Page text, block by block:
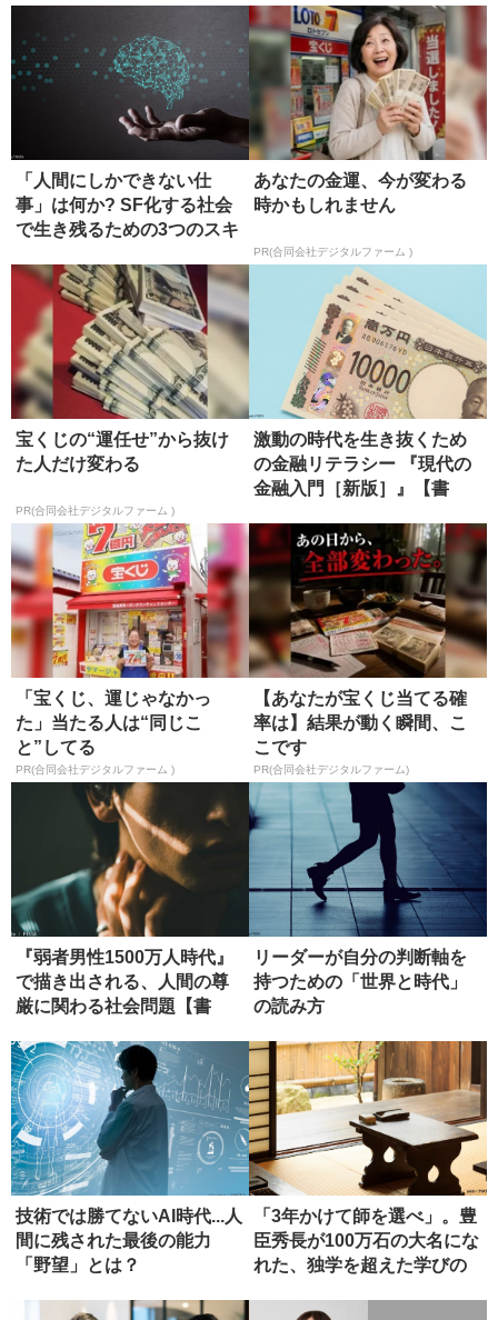
「人間にしかできない仕
事」は何か? SF化する社会
で生き残るための3つのスキ
あなたの金運、今が変わる
時かもしれません
PR(合同会社デジタルファーム )
宝くじの“運任せ”から抜け
た人だけ変わる
PR(合同会社デジタルファーム )
激動の時代を生き抜くため
の金融リテラシー 『現代の
金融入門［新版］』【書
「宝くじ、運じゃなかっ
た」当たる人は“同じこ
と”してる
PR(合同会社デジタルファーム )
【あなたが宝くじ当てる確
率は】結果が動く瞬間、こ
こです
PR(合同会社デジタルファーム)
『弱者男性1500万人時代』
で描き出される、人間の尊
厳に関わる社会問題【書
リーダーが自分の判断軸を
持つための「世界と時代」
の読み方
技術では勝てないAI時代...人
間に残された最後の能力
「野望」とは？
「3年かけて師を選べ」。豊
臣秀長が100万石の大名にな
れた、独学を超えた学びの